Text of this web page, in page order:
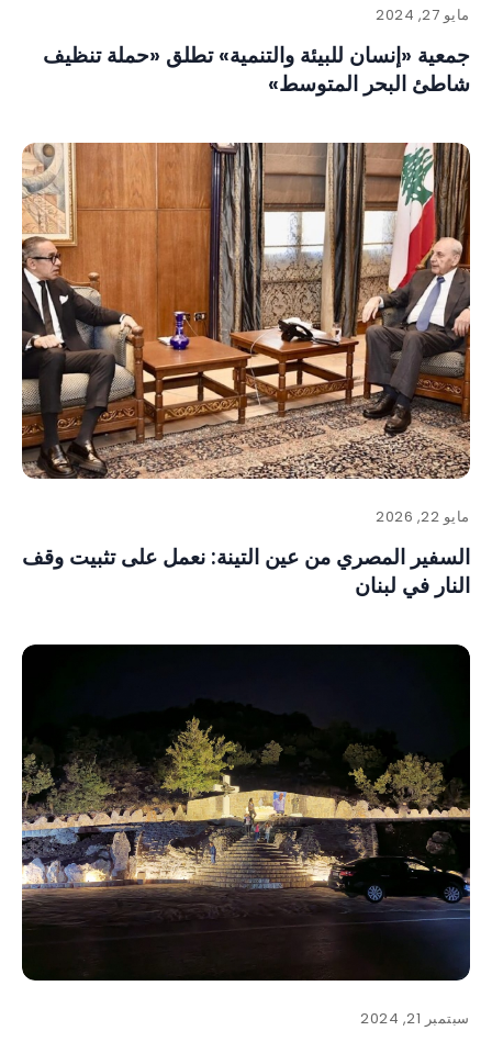
مايو 27, 2024
جمعية «إنسان للبيئة والتنمية» تطلق «حملة تنظيف
شاطئ البحر المتوسط»
مايو 22, 2026
السفير المصري من عين التينة: نعمل على تثبيت وقف
النار في لبنان
سبتمبر 21, 2024